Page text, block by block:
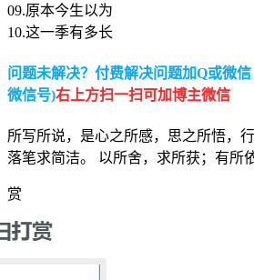
09.原本今生以为
10.这一季有多长
问题未解决？付费解决问题加Q或微信
微信号)右上方扫一扫可加博主微信
所写所说，是心之所感，思之所悟，
落笔求简洁。 以所舍，求所获；有所
赏